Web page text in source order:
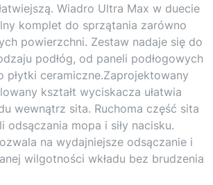
Wiadro Ultra Max w duecie
komplet do sprzątania zarówno
powierzchni. Zestaw nadaje się do
podłóg, od paneli podłogowych
płytki ceramiczne.Zaprojektowany
kształt wyciskacza ułatwia
wewnątrz sita. Ruchoma część sita
odsączania mopa i siły nacisku.
na wydajniejsze odsączanie i
wilgotności wkładu bez brudzenia